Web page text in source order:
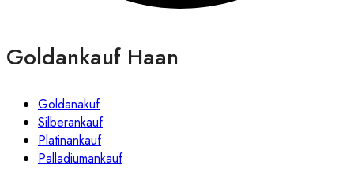
Goldankauf Haan
Goldanakuf
Silberankauf
Platinankauf
Palladiumankauf